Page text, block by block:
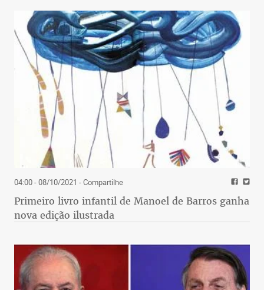
04:00 - 08/10/2021 - Compartilhe
Primeiro livro infantil de Manoel de Barros ganha
nova edição ilustrada